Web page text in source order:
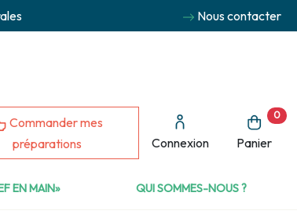
Nous contacter
Commander mes
préparations
Connexion Panier
0
EN MAIN» QUI SOMMES-NOUS ?